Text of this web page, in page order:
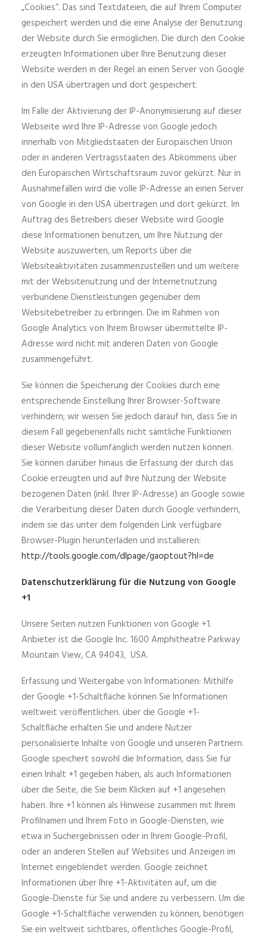
„Cookies“. Das sind Textdateien, die auf Ihrem Computer
gespeichert werden und die eine Analyse der Benutzung
der Website durch Sie ermöglichen. Die durch den Cookie
erzeugten Informationen über Ihre Benutzung dieser
Website werden in der Regel an einen Server von Google
in den USA übertragen und dort gespeichert.
Im Falle der Aktivierung der IP-Anonymisierung auf dieser
Webseite wird Ihre IP-Adresse von Google jedoch
innerhalb von Mitgliedstaaten der Europäischen Union
oder in anderen Vertragsstaaten des Abkommens über
den Europäischen Wirtschaftsraum zuvor gekürzt. Nur in
Ausnahmefällen wird die volle IP-Adresse an einen Server
von Google in den USA übertragen und dort gekürzt. Im
Auftrag des Betreibers dieser Website wird Google
diese Informationen benutzen, um Ihre Nutzung der
Website auszuwerten, um Reports über die
Websiteaktivitäten zusammenzustellen und um weitere
mit der Websitenutzung und der Internetnutzung
verbundene Dienstleistungen gegenüber dem
Websitebetreiber zu erbringen. Die im Rahmen von
Google Analytics von Ihrem Browser übermittelte IP-
Adresse wird nicht mit anderen Daten von Google
zusammengeführt.
Sie können die Speicherung der Cookies durch eine
entsprechende Einstellung Ihrer Browser-Software
verhindern; wir weisen Sie jedoch darauf hin, dass Sie in
diesem Fall gegebenenfalls nicht sämtliche Funktionen
dieser Website vollumfänglich werden nutzen können.
Sie können darüber hinaus die Erfassung der durch das
Cookie erzeugten und auf Ihre Nutzung der Website
bezogenen Daten (inkl. Ihrer IP-Adresse) an Google sowie
die Verarbeitung dieser Daten durch Google verhindern,
indem sie das unter dem folgenden Link verfügbare
Browser-Plugin herunterladen und installieren:
http://tools.google.com/dlpage/gaoptout?hl=de
Datenschutzerklärung für die Nutzung von Google
+1
Unsere Seiten nutzen Funktionen von Google +1.
Anbieter ist die Google Inc. 1600 Amphitheatre Parkway
Mountain View, CA 94043, USA.
Erfassung und Weitergabe von Informationen: Mithilfe
der Google +1-Schaltfläche können Sie Informationen
weltweit veröffentlichen. über die Google +1-
Schaltfläche erhalten Sie und andere Nutzer
personalisierte Inhalte von Google und unseren Partnern.
Google speichert sowohl die Information, dass Sie für
einen Inhalt +1 gegeben haben, als auch Informationen
über die Seite, die Sie beim Klicken auf +1 angesehen
haben. Ihre +1 können als Hinweise zusammen mit Ihrem
Profilnamen und Ihrem Foto in Google-Diensten, wie
etwa in Suchergebnissen oder in Ihrem Google-Profil,
oder an anderen Stellen auf Websites und Anzeigen im
Internet eingeblendet werden. Google zeichnet
Informationen über Ihre +1-Aktivitäten auf, um die
Google-Dienste für Sie und andere zu verbessern. Um die
Google +1-Schaltfläche verwenden zu können, benötigen
Sie ein weltweit sichtbares, öffentliches Google-Profil,